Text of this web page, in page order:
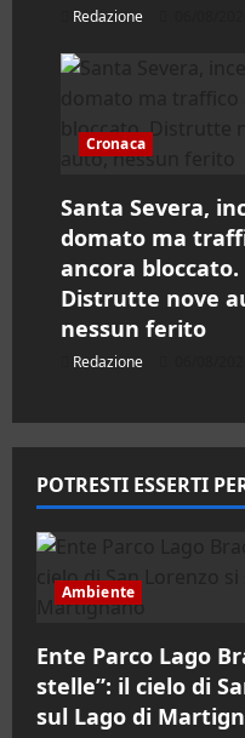
Redazione
Cronaca
Santa Severa,
domato ma
ancora bloccato.
Distrutte nove
nessun ferito
Redazione
POTRESTI ESSERTI
Ambiente
Ente Parco Lago
stelle”: il cielo di
sul Lago di